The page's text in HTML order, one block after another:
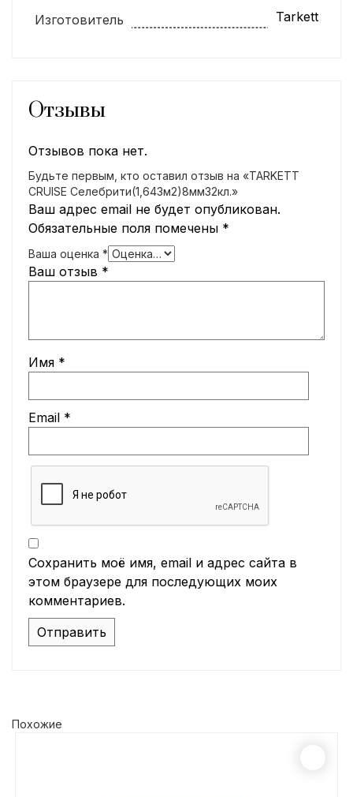
Изготовитель Tarkett
Отзывы
Отзывов пока нет.
Будьте первым, кто оставил отзыв на «TARKETT
CRUISE Селебрити(1,643м2)8мм32кл.»
Ваш адрес email не будет опубликован.
Обязательные поля помечены *
Ваша оценка *
Ваш отзыв *
Имя *
Email *
Сохранить моё имя, email и адрес сайта в
этом браузере для последующих моих
комментариев.
Похожие